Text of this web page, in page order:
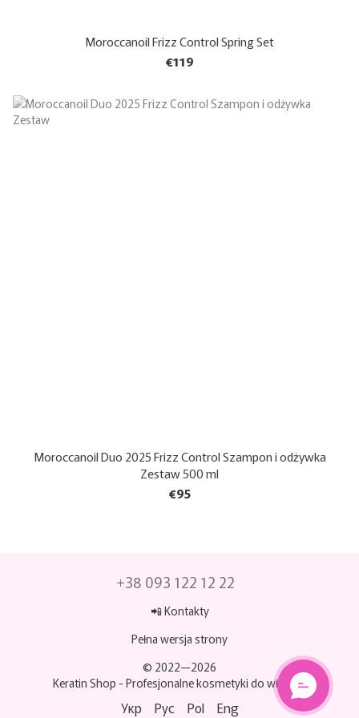
Moroccanoil Frizz Control Spring Set
€119
Moroccanoil Duo 2025 Frizz Control Szampon i odżywka
Zestaw 500 ml
€95
+38 093 122 12 22
📲 Kontakty
Pełna wersja strony
© 2022—2026
Keratin Shop - Profesjonalne kosmetyki do włosów
Укр Рус Pol Eng